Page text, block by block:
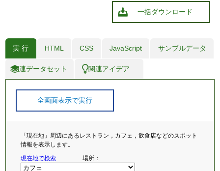
一括ダウンロード
実 行 HTML CSS JavaScript サンプルデータ
関連データセット 関連アイデア
全画面表示で実行